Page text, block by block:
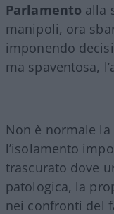
Parlamento alla
manipoli, ora
imponendo
ma spaventosa,
Non è normale
l’isolamento
trascurato dove
patologica, la
nei confronti del